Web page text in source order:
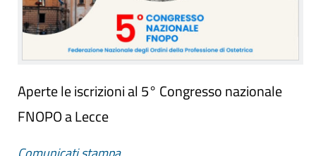
Aperte le iscrizioni al 5° Congresso nazionale
FNOPO a Lecce